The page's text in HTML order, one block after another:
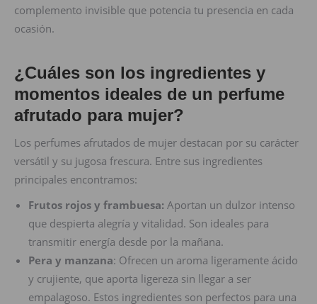
complemento invisible que potencia tu presencia en cada
ocasión.
¿Cuáles son los ingredientes y
momentos ideales de un perfume
afrutado para mujer?
Los perfumes afrutados de mujer destacan por su carácter
versátil y su jugosa frescura. Entre sus ingredientes
principales encontramos:
Frutos rojos y frambuesa: Aportan un dulzor intenso
que despierta alegría y vitalidad. Son ideales para
transmitir energía desde por la mañana.
Pera y manzana: Ofrecen un aroma ligeramente ácido
y crujiente, que aporta ligereza sin llegar a ser
empalagoso. Estos ingredientes son perfectos para una